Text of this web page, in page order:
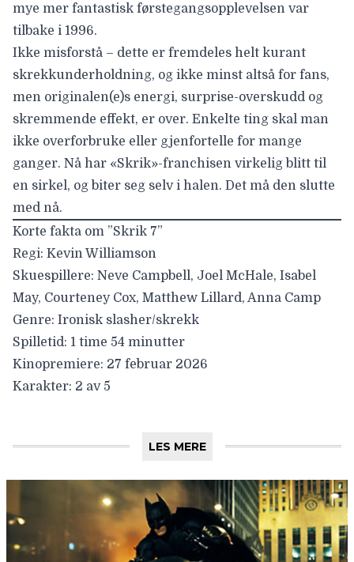
mye mer fantastisk førstegangsopplevelsen var
tilbake i 1996.
Ikke misforstå – dette er fremdeles helt kurant
skrekkunderholdning, og ikke minst altså for fans,
men originalen(e)s energi, surprise-overskudd og
skremmende effekt, er over. Enkelte ting skal man
ikke overforbruke eller gjenfortelle for mange
ganger. Nå har «Skrik»-franchisen virkelig blitt til
en sirkel, og biter seg selv i halen. Det må den slutte
med nå.
Korte fakta om ”Skrik 7”
Regi: Kevin Williamson
Skuespillere: Neve Campbell, Joel McHale, Isabel
May, Courteney Cox, Matthew Lillard, Anna Camp
Genre: Ironisk slasher/skrekk
Spilletid: 1 time 54 minutter
Kinopremiere: 27 februar 2026
Karakter: 2 av 5
LES MERE